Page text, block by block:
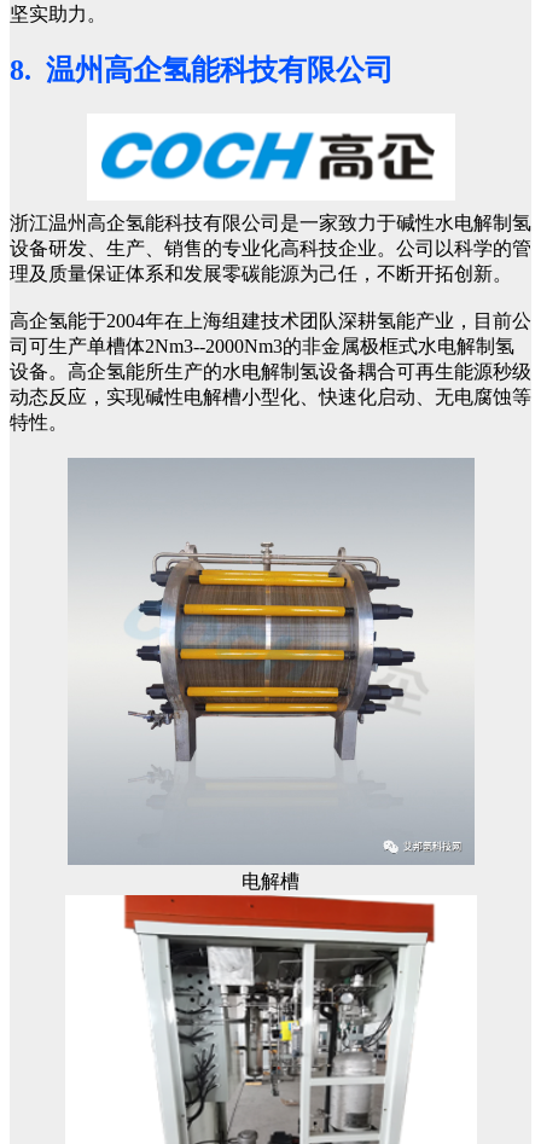
坚实助力。
8. 温州高企氢能科技有限公司
浙江温州高企氢能科技有限公司是一家致力于碱性水电解制氢
设备研发、生产、销售的专业化高科技企业。公司以科学的管
理及质量保证体系和发展零碳能源为己任，不断开拓创新。
高企氢能于2004年在上海组建技术团队深耕氢能产业，目前公
司可生产单槽体2Nm3--2000Nm3的非金属极框式水电解制氢
设备。高企氢能所生产的水电解制氢设备耦合可再生能源秒级
动态反应，实现碱性电解槽小型化、快速化启动、无电腐蚀等
特性。
电解槽